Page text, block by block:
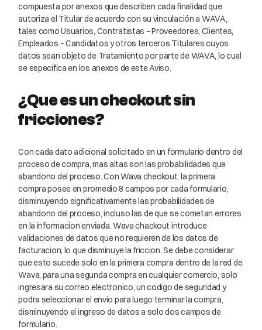
compuesta por anexos que describen cada finalidad que
autoriza el Titular de acuerdo con su vinculación a WAVA,
tales como Usuarios, Contratistas – Proveedores, Clientes,
Empleados – Candidatos y otros terceros Titulares cuyos
datos sean objeto de Tratamiento por parte de WAVA, lo cual
se especifica en los anexos de este Aviso.
¿Que es un checkout sin
fricciones?
Con cada dato adicional solicitado en un formulario dentro del
proceso de compra, mas altas son las probabilidades que
abandono del proceso. Con Wava checkout, la primera
compra posee en promedio 8 campos por cada formulario,
disminuyendo significativamente las probabilidades de
abandono del proceso, incluso las de que se cometan errores
en la informacion enviada. Wava chackout introduce
validaciones de datos que no requieren de los datos de
facturacion, lo que disminuye la friccion. Se debe considerar
que esto sucede solo en la primera compra dentro de la red de
Wava, para una segunda compra en cualquier comercio, solo
ingresara su correo electronico, un codigo de seguridad y
podra seleccionar el envio para luego terminar la compra,
disminuyendo el ingreso de datos a solo dos campos de
formulario.